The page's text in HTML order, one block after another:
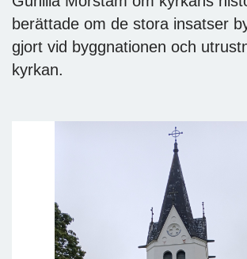
berättade om de stora insatser
gjort vid byggnationen och
kyrkan.